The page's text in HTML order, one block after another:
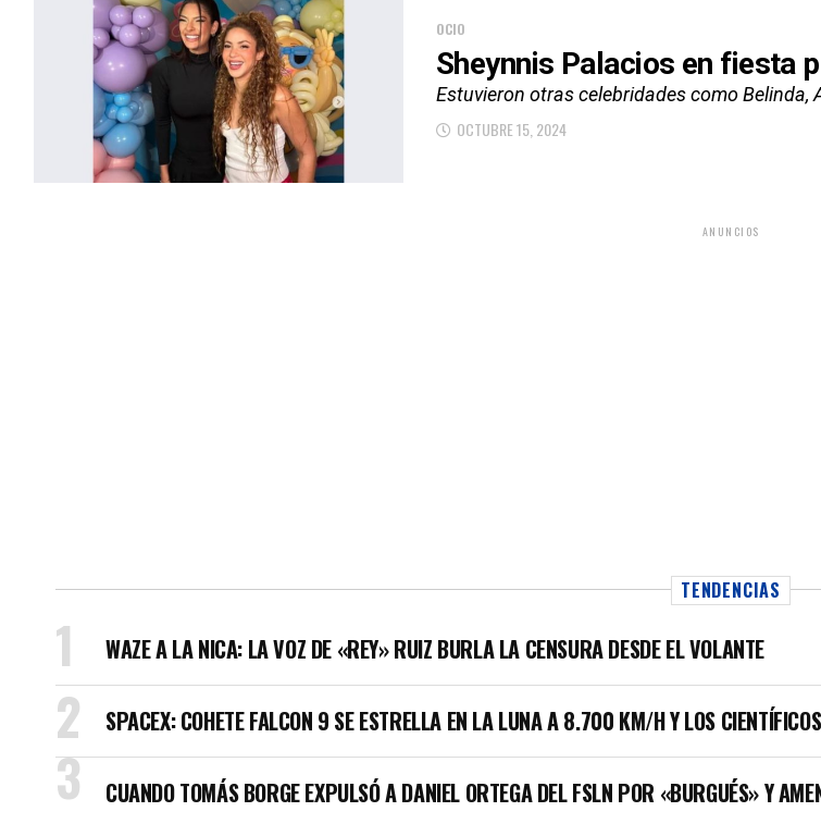
OCIO
Sheynnis Palacios en fiesta
Estuvieron otras celebridades como Belinda,
OCTUBRE 15, 2024
ANUNCIOS
TENDENCIAS
WAZE A LA NICA: LA VOZ DE «REY» RUIZ BURLA LA CENSURA DESDE EL VOLANTE
SPACEX: COHETE FALCON 9 SE ESTRELLA EN LA LUNA A 8.700 KM/H Y LOS
CUANDO TOMÁS BORGE EXPULSÓ A DANIEL ORTEGA DEL FSLN POR «BURGUÉS» Y